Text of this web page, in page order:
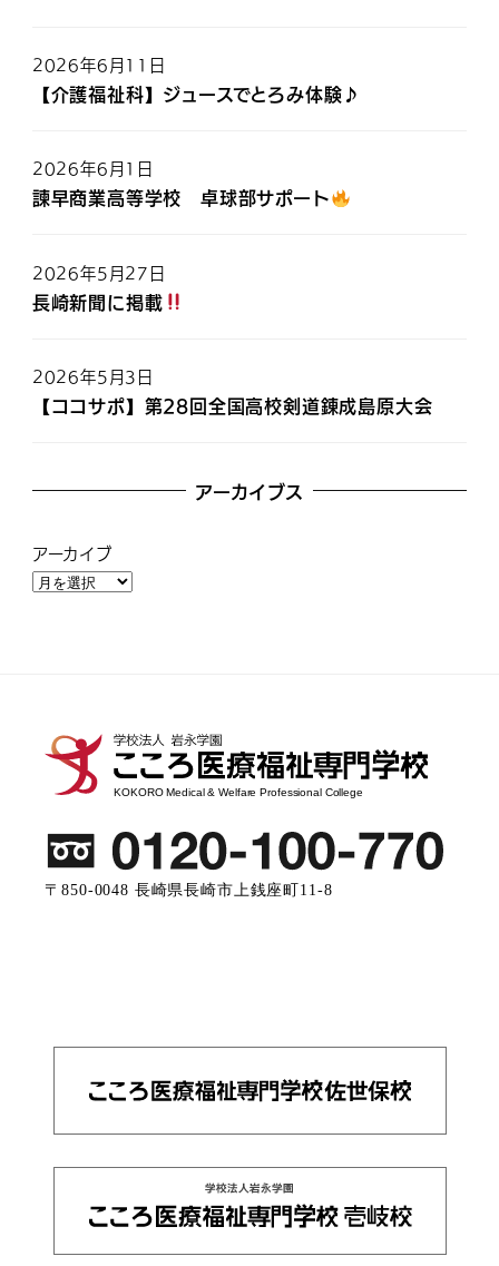
【介護福祉科】ジュースでとろみ体験♪
2026年6月11日
諫早商業高等学校 卓球部サポート
2026年6月1日
長崎新聞に掲載
2026年5月27日
【ココサポ】第28回全国高校剣道錬成島原大会
2026年5月3日
アーカイブス
アーカイブ